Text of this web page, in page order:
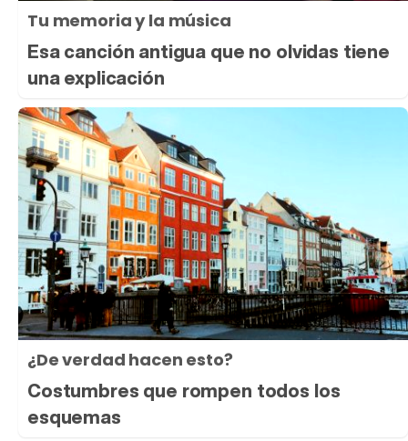
Tu memoria y la música
Esa canción antigua que no olvidas tiene
una explicación
¿De verdad hacen esto?
Costumbres que rompen todos los
esquemas